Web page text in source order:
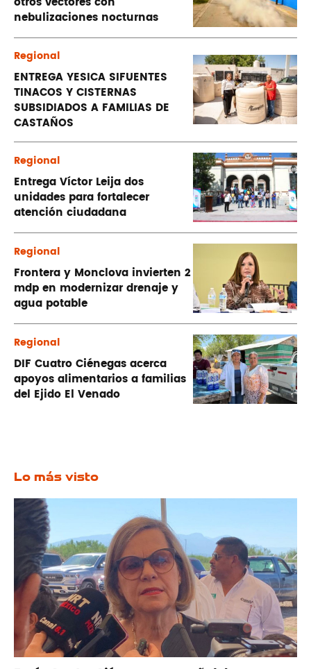
nebulizaciones nocturnas
Regional
ENTREGA YESICA SIFUENTES
TINACOS Y CISTERNAS
SUBSIDIADOS A FAMILIAS DE
CASTAÑOS
Regional
Entrega Víctor Leija dos
unidades para fortalecer
atención ciudadana
Regional
Frontera y Monclova invierten 2
mdp en modernizar drenaje y
agua potable
Regional
DIF Cuatro Ciénegas acerca
apoyos alimentarios a familias
del Ejido El Venado
Lo más visto